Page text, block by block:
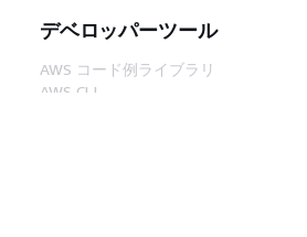
デベロッパーツール
AWS コード例ライブラリ
AWS CLI